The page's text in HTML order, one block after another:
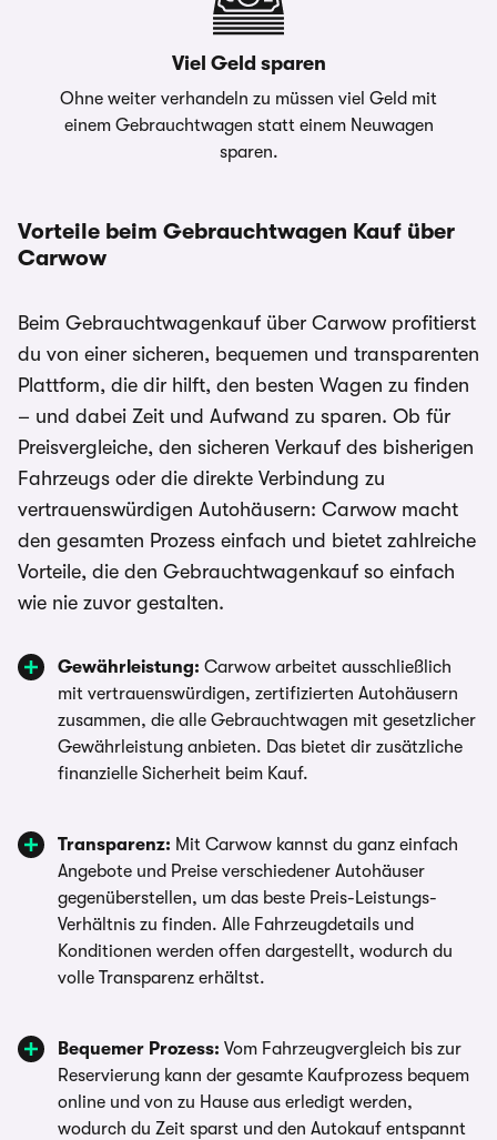
Viel Geld sparen
Ohne weiter verhandeln zu müssen viel Geld mit
einem Gebrauchtwagen statt einem Neuwagen
sparen.
Vorteile beim Gebrauchtwagen Kauf über
Carwow
Beim Gebrauchtwagenkauf über Carwow profitierst
du von einer sicheren, bequemen und transparenten
Plattform, die dir hilft, den besten Wagen zu finden
– und dabei Zeit und Aufwand zu sparen. Ob für
Preisvergleiche, den sicheren Verkauf des bisherigen
Fahrzeugs oder die direkte Verbindung zu
vertrauenswürdigen Autohäusern: Carwow macht
den gesamten Prozess einfach und bietet zahlreiche
Vorteile, die den Gebrauchtwagenkauf so einfach
wie nie zuvor gestalten.
Gewährleistung: Carwow arbeitet ausschließlich
mit vertrauenswürdigen, zertifizierten Autohäusern
zusammen, die alle Gebrauchtwagen mit gesetzlicher
Gewährleistung anbieten. Das bietet dir zusätzliche
finanzielle Sicherheit beim Kauf.
Transparenz: Mit Carwow kannst du ganz einfach
Angebote und Preise verschiedener Autohäuser
gegenüberstellen, um das beste Preis-Leistungs-
Verhältnis zu finden. Alle Fahrzeugdetails und
Konditionen werden offen dargestellt, wodurch du
volle Transparenz erhältst.
Bequemer Prozess: Vom Fahrzeugvergleich bis zur
Reservierung kann der gesamte Kaufprozess bequem
online und von zu Hause aus erledigt werden,
wodurch du Zeit sparst und den Autokauf entspannt